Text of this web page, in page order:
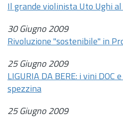
Il grande violinista Uto Ughi al
30 Giugno 2009
Rivoluzione "sostenibile" in
25 Giugno 2009
LIGURIA DA BERE: i vini DOC
spezzina
25 Giugno 2009